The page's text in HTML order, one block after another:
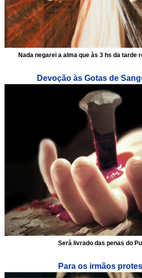
Nada negarei a alma que às 3 hs da tarde
Devoção às Gotas de
Será livrado das penas do
Para os irmãos